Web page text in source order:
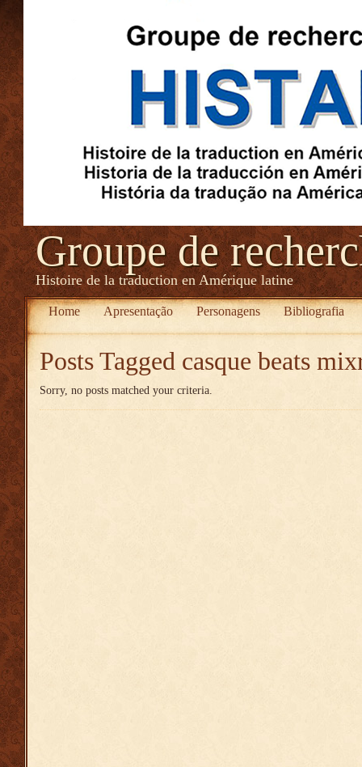
Groupe de
Histoire de la traduction en Amérique latine
Home Apresentação Personagens Bibliografia
Posts Tagged casque beats
Sorry, no posts matched your criteria.